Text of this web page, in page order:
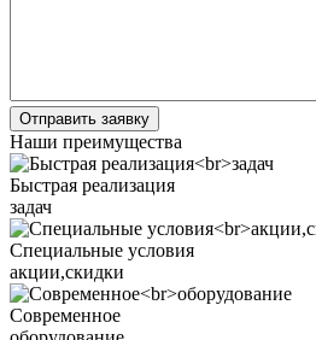
Наши преимущества
Быстрая реализация
задач
Специальные условия
акции,скидки
Современное